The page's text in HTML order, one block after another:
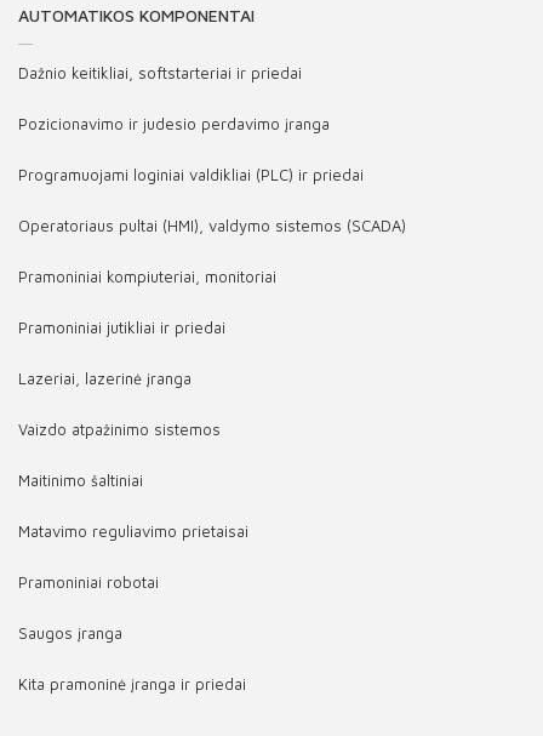
AUTOMATIKOS KOMPONENTAI
Dažnio keitikliai, softstarteriai ir priedai
Pozicionavimo ir judesio perdavimo įranga
Programuojami loginiai valdikliai (PLC) ir priedai
Operatoriaus pultai (HMI), valdymo sistemos (SCADA)
Pramoniniai kompiuteriai, monitoriai
Pramoniniai jutikliai ir priedai
Lazeriai, lazerinė įranga
Vaizdo atpažinimo sistemos
Maitinimo šaltiniai
Matavimo reguliavimo prietaisai
Pramoniniai robotai
Saugos įranga
Kita pramoninė įranga ir priedai